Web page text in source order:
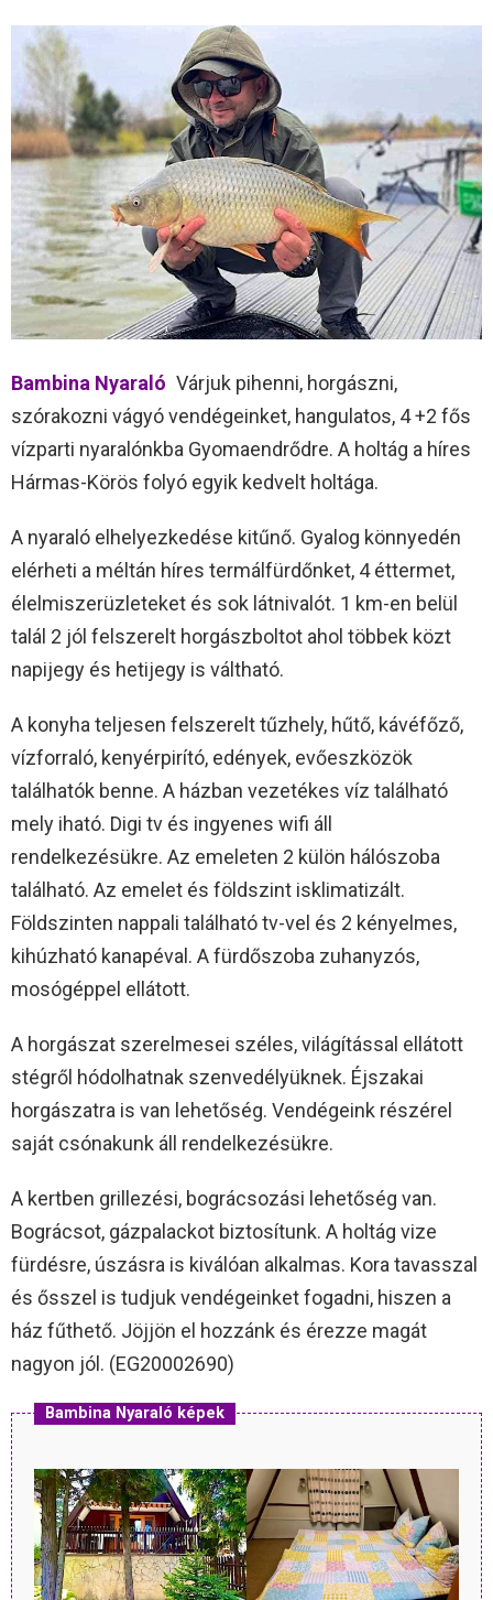
Bambina Nyaraló Várjuk pihenni, horgászni,
szórakozni vágyó vendégeinket, hangulatos, 4 +2 fős
vízparti nyaralónkba Gyomaendrődre. A holtág a híres
Hármas-Körös folyó egyik kedvelt holtága.
A nyaraló elhelyezkedése kitűnő. Gyalog könnyedén
elérheti a méltán híres termálfürdőnket, 4 éttermet,
élelmiszerüzleteket és sok látnivalót. 1 km-en belül
talál 2 jól felszerelt horgászboltot ahol többek közt
napijegy és hetijegy is váltható.
A konyha teljesen felszerelt tűzhely, hűtő, kávéfőző,
vízforraló, kenyérpirító, edények, evőeszközök
találhatók benne. A házban vezetékes víz található
mely iható. Digi tv és ingyenes wifi áll
rendelkezésükre. Az emeleten 2 külön hálószoba
található. Az emelet és földszint isklimatizált.
Földszinten nappali található tv-vel és 2 kényelmes,
kihúzható kanapéval. A fürdőszoba zuhanyzós,
mosógéppel ellátott.
A horgászat szerelmesei széles, világítással ellátott
stégről hódolhatnak szenvedélyüknek. Éjszakai
horgászatra is van lehetőség. Vendégeink részérel
saját csónakunk áll rendelkezésükre.
A kertben grillezési, bográcsozási lehetőség van.
Bográcsot, gázpalackot biztosítunk. A holtág vize
fürdésre, úszásra is kiválóan alkalmas. Kora tavasszal
és ősszel is tudjuk vendégeinket fogadni, hiszen a
ház fűthető. Jöjjön el hozzánk és érezze magát
nagyon jól. (EG20002690)
Bambina Nyaraló képek